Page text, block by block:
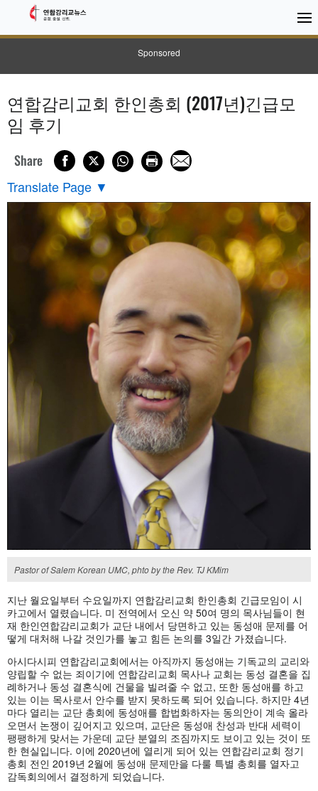
Sponsored
연합감리교회 한인총회 (2017년)긴급모
임 후기
Share
Translate Page ▼
Pastor of Salem Korean UMC, phto by the Rev. TJ KMim
지난 월요일부터 수요일까지 연합감리교회 한인총회 긴급모임이 시
카고에서 열렸습니다. 미 전역에서 오신 약 50여 명의 목사님들이 현
재 한인연합감리교회가 교단 내에서 당면하고 있는 동성애 문제를 어
떻게 대처해 나갈 것인가를 놓고 힘든 논의를 3일간 가졌습니다.
아시다시피 연합감리교회에서는 아직까지 동성애는 기독교의 교리와
양립할 수 없는 죄이기에 연합감리교회 목사나 교회는 동성 결혼을 집
례하거나 동성 결혼식에 건물을 빌려줄 수 없고, 또한 동성애를 하고
있는 이는 목사로서 안수를 받지 못하도록 되어 있습니다. 하지만 4년
마다 열리는 교단 총회에 동성애를 합법화하자는 동의안이 계속 올라
오면서 논쟁이 깊어지고 있으며, 교단은 동성애 찬성과 반대 세력이
팽팽하게 맞서는 가운데 교단 분열의 조짐까지도 보이고 있는 것이 또
한 현실입니다. 이에 2020년에 열리게 되어 있는 연합감리교회 정기
총회 전인 2019년 2월에 동성애 문제만을 다룰 특별 총회를 열자고
감독회의에서 결정하게 되었습니다.